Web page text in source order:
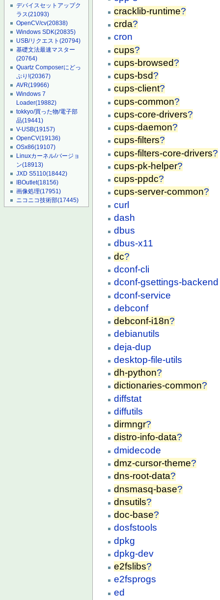
デバイスセットアップク
ラス(21093)
OpenCV/cv(20838)
Windows SDK(20835)
USB/リクエスト(20794)
基礎文法最速マスター
(20764)
Quartz Composerにどっ
ぷり!(20367)
AVR(19966)
Windows 7
Loader(19882)
tokkyo/買った物/電子部
品(19441)
V-USB(19157)
OpenCV(19136)
OSx86(19107)
Linuxカーネル/バージョ
ン(18913)
JXD S5110(18442)
IBOutlet(18156)
画像処理(17951)
ニコニコ技術部(17445)
cracklib-runtime?
crda?
cron
cups?
cups-browsed?
cups-bsd?
cups-client?
cups-common?
cups-core-drivers?
cups-daemon?
cups-filters?
cups-filters-core-drivers?
cups-pk-helper?
cups-ppdc?
cups-server-common?
curl
dash
dbus
dbus-x11
dc?
dconf-cli
dconf-gsettings-backend
dconf-service
debconf
debconf-i18n?
debianutils
deja-dup
desktop-file-utils
dh-python?
dictionaries-common?
diffstat
diffutils
dirmngr?
distro-info-data?
dmidecode
dmz-cursor-theme?
dns-root-data?
dnsmasq-base?
dnsutils?
doc-base?
dosfstools
dpkg
dpkg-dev
e2fslibs?
e2fsprogs
ed